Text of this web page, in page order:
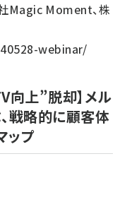
Magic Moment、株
webinar/
向上”脱却】メル
戦略的に顧客体
ップ